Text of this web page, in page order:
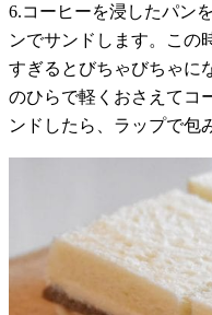
6.コーヒーを浸したパン
ンでサンドします。この
すぎるとびちゃびちゃに
のひらで軽くおさえてコ
ンドしたら、ラップで包